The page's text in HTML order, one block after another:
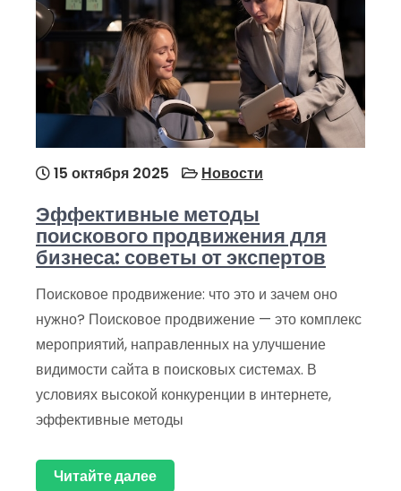
15 октября 2025 Новости
Эффективные методы
поискового продвижения для
бизнеса: советы от экспертов
Поисковое продвижение: что это и зачем оно
нужно? Поисковое продвижение — это комплекс
мероприятий, направленных на улучшение
видимости сайта в поисковых системах. В
условиях высокой конкуренции в интернете,
эффективные методы
Читайте далее